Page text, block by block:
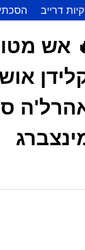
דרייב
אש